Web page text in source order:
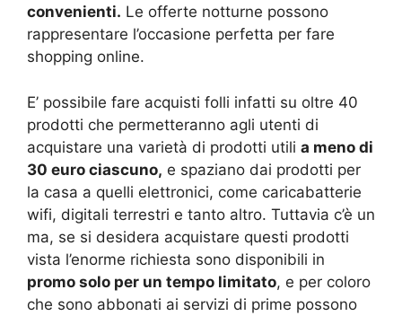
convenienti. Le offerte notturne possono
rappresentare l’occasione perfetta per fare
shopping online.
E’ possibile fare acquisti folli infatti su oltre 40
prodotti che permetteranno agli utenti di
acquistare una varietà di prodotti utili a meno di
30 euro ciascuno, e spaziano dai prodotti per
la casa a quelli elettronici, come caricabatterie
wifi, digitali terrestri e tanto altro. Tuttavia c’è un
ma, se si desidera acquistare questi prodotti
vista l’enorme richiesta sono disponibili in
promo solo per un tempo limitato, e per coloro
che sono abbonati ai servizi di prime possono